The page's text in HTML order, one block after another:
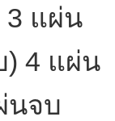
แผ่น
4 แผ่น
นจบ